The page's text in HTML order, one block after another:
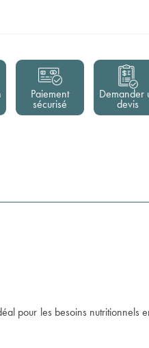
Paiement
sécurisé
Demander
devis
pour les besoins nutritionnels